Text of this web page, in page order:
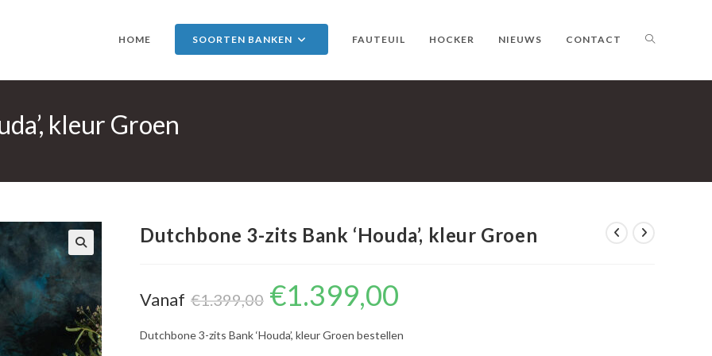
HOME SOORTEN BANKEN FAUTEUIL HOCKER NIEUWS CONTACT TOGGLE
kleur Groen
Dutchbone 3-zits Bank ‘Houda’, kleur Groen
Vanaf €1.399,00
Oorspronkelijke
prijs
was:
€1.399,00
Dutchbone 3-zits Bank ‘Houda’, kleur Groen bestellen